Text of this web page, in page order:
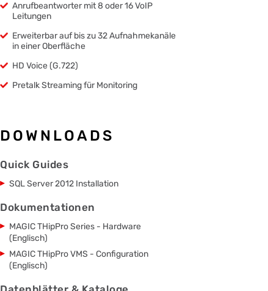
Anrufbeantworter mit 8 oder 16 VoIP
Leitungen
Erweiterbar auf bis zu 32 Aufnahmekanäle
in einer Oberfläche
HD Voice (G.722)
Pretalk Streaming für Monitoring
DOWNLOADS
Quick Guides
SQL Server 2012 Installation
Dokumentationen
MAGIC THipPro Series - Hardware
(Englisch)
MAGIC THipPro VMS - Configuration
(Englisch)